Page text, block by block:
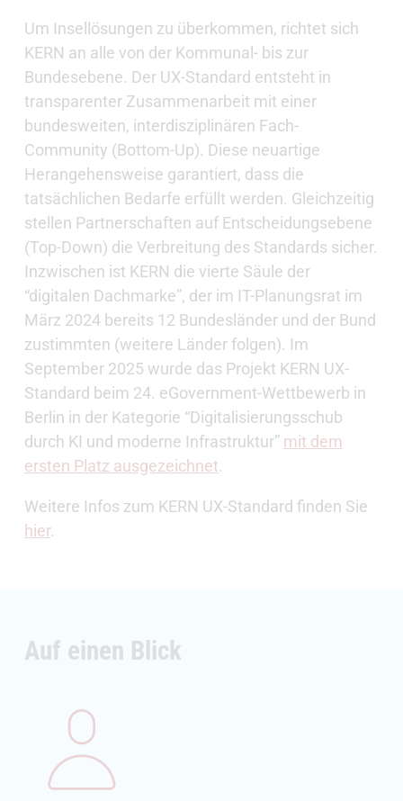
Um Insellösungen zu überkommen, richtet sich
KERN an alle von der Kommunal- bis zur
Bundesebene. Der UX-Standard entsteht in
transparenter Zusammenarbeit mit einer
bundesweiten, interdisziplinären Fach-
Community (Bottom-Up). Diese neuartige
Herangehensweise garantiert, dass die
tatsächlichen Bedarfe erfüllt werden. Gleichzeitig
stellen Partnerschaften auf Entscheidungsebene
(Top-Down) die Verbreitung des Standards sicher.
Inzwischen ist KERN die vierte Säule der
“digitalen Dachmarke”, der im IT-Planungsrat im
März 2024 bereits 12 Bundesländer und der Bund
zustimmten (weitere Länder folgen). Im
September 2025 wurde das Projekt KERN UX-
Standard beim 24. eGovernment-Wettbewerb in
Berlin in der Kategorie “Digitalisierungsschub
durch KI und moderne Infrastruktur” mit dem
ersten Platz ausgezeichnet.
Weitere Infos zum KERN UX-Standard finden Sie
hier.
Auf einen Blick